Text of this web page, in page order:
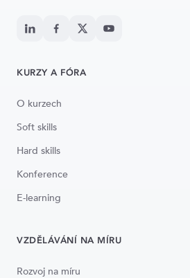
KURZY A FÓRA
O kurzech
Soft skills
Hard skills
Konference
E-learning
VZDĚLÁVÁNÍ NA MÍRU
Rozvoj na míru